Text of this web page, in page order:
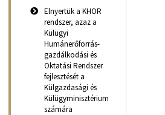
Elnyertük a KHOR
rendszer, azaz a
Külügyi
Humánerőforrás-
gazdálkodási és
Oktatási Rendszer
fejlesztését a
Külgazdasági és
Külügyminisztérium
számára